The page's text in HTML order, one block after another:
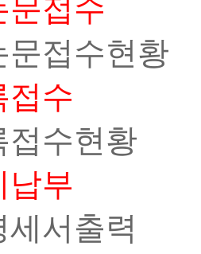
문접수
문접수현황
접수
접수현황
납부
세서출력